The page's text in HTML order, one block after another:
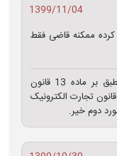
1399/11/04
ایا کسی ک ثابقه نداره و کلاهبرداری اینترنتی کرده ممکنه قاضی فقط
سلام بستگی دارد عمل منطبق بر ماده 13 قانون
جرائم رایانه ای مصوب 1388 باشد یا ماده 67 قانون تجارت الکترونیک